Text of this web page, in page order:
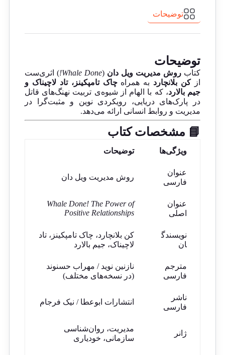
توضیحات
توضیحات
کتاب روش مدیریت ویل دان (
Whale Done! ) اثری‌ست
ازکن بلانچارد به همراهچاک تامپکینز، تاد لاچیناک و
جیم بالارد، که با الهام از شیوه‌ی تربیت نهنگ‌های قاتل
در پارک‌های دریایی، رویکردی نوین و مثبت‌گرا در
مدیریت و روابط انسانی ارائه می‌دهد.
📘 مشخصات کتاب
ویژگی‌ها توضیحات
عنوان
فارسی
روش مدیریت ویل دان
عنوان
اصلی
Whale Done! The Power of
Positive Relationships
نویسندگ
ان
کن بلانچارد، چاک تامپکینز، تاد
لاچیناک، جیم بالارد
مترجم
فارسی
نازنین نوید / مهراب حسنوند
(در نسخه‌های مختلف)
ناشر
فارسی
انتشارات ابوعطا / نیک فرجام
ژانر
مدیریت، روان‌شناسی
سازمانی، خودیاری